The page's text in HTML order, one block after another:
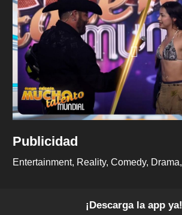
Publicidad
Entertainment Reality Comedy Drama
¡Descarga la app ya!